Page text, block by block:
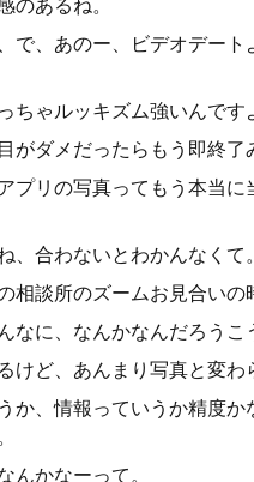
のあるね。
で、あのー、ビデオデート
ちゃルッキズム強いんです
がダメだったらもう即終了
プリの写真ってもう本当に
、合わないとわかんなくて。
相談所のズームお見合いの
なに、なんかなんだろうこ
けど、あんまり写真と変わ
か、情報っていうか精度か
んかなーって。